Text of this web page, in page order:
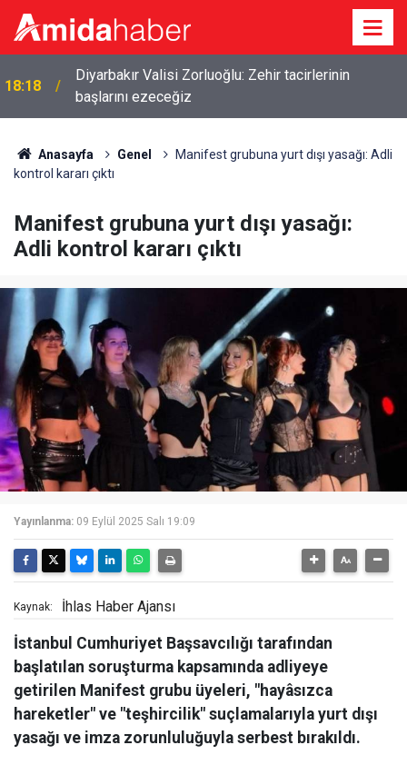
18:18
Diyarbakır Valisi Zorluoğlu: Zehir tacirlerinin
başlarını ezeceğiz
Anasayfa Genel
Manifest grubuna yurt dışı yasağı: Adli
kontrol kararı çıktı
Manifest grubuna yurt dışı yasağı:
Adli kontrol kararı çıktı
Yayınlanma: 09 Eylül 2025 Salı 19:09
Kaynak: İhlas Haber Ajansı
İstanbul Cumhuriyet Başsavcılığı tarafından
başlatılan soruşturma kapsamında adliyeye
getirilen Manifest grubu üyeleri, "hayâsızca
hareketler" ve "teşhircilik" suçlamalarıyla yurt dışı
yasağı ve imza zorunluluğuyla serbest bırakıldı.